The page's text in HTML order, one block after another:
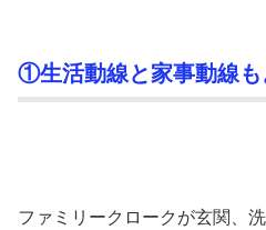
①生活動線と家事動線も
ファミリークロークが玄関、